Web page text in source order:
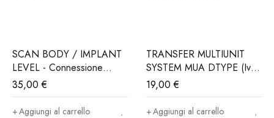
SCAN BODY / IMPLANT
LEVEL - Connessione
ALPHABIO®, MIS®,
NORIS®..(Iva e trasporto
incluso)
35,00€
Aggiungi al carrello
TRANSFER MULTIUNIT
SYSTEM MUA DTYPE (Iva
e trasporto incluso)
19,00€
Aggiungi al carrello